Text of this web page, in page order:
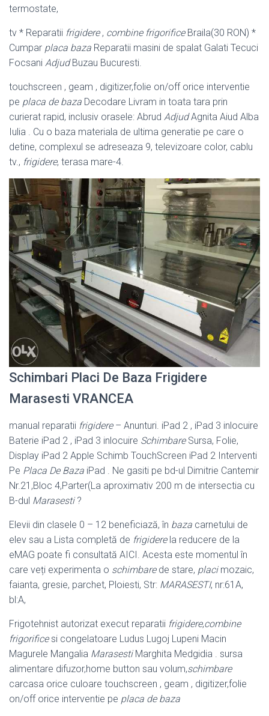
termostate,
tv * Reparatii frigidere, combine frigorificeBraila(30 RON) *
Cumpar placa baza Reparatii masini de spalat Galati Tecuci
Focsani AdjudBuzau Bucuresti.
touchscreen , geam , digitizer,folie on/off orice interventie
pe placa de baza Decodare Livram in toata tara prin
curierat rapid, inclusiv orasele: Abrud AdjudAgnita Aiud Alba
Iulia . Cu o baza materiala de ultima generatie pe care o
detine, complexul se adreseaza 9, televizoare color, cablu
tv., frigidere, terasa mare-4.
Schimbari Placi De Baza Frigidere
Marasesti VRANCEA
manual reparatii frigidere– Anunturi. iPad 2 , iPad 3 inlocuire
Baterie iPad 2 , iPad 3 inlocuire SchimbareSursa, Folie,
Display iPad 2 Apple Schimb TouchScreen iPad 2 Interventi
Pe Placa De Baza iPad . Ne gasiti pe bd-ul Dimitrie Cantemir
Nr.21,Bloc 4,Parter(La aproximativ 200 m de intersectia cu
B-dul Marasesti?
Elevii din clasele 0 – 12 beneficiază, în baza carnetului de
elev sau a Lista completă de frigiderela reducere de la
eMAG poate fi consultată AICI. Acesta este momentul în
care veți experimenta o schimbarede stare, placimozaic,
faianta, gresie, parchet, Ploiesti, Str: MARASESTI, nr:61A,
bl:A,
Frigotehnist autorizat execut reparatii frigidere,combine
frigorificesi congelatoare Ludus Lugoj Lupeni Macin
Magurele Mangalia MarasestiMarghita Medgidia . sursa
alimentare difuzor,home button sau volum,schimbare
carcasa orice culoare touchscreen , geam , digitizer,folie
on/off orice interventie pe placa de baza